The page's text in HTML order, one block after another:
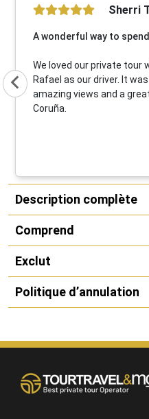
Sherri
A wonderful way to
We loved our private tour
Rafael as our driver. It
amazing views and a
Coruña.
Description complète
Comprend
Exclut
Politique d’annulation